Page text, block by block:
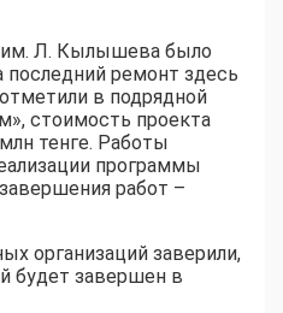
Л. Кылышева было
последний ремонт здесь
в подрядной
стоимость проекта
тенге. Работы
программы
завершения работ –
организаций заверили,
будет завершен в